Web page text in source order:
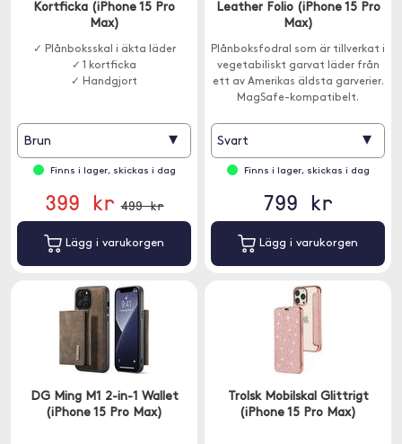
Kortficka (iPhone 15 Pro
Max)
✓ Plånboksskal i äkta läder
✓ 1 kortficka
✓ Handgjort
Brun ▾
Finns i lager, skickas i dag
399 kr 499 kr
Lägg i varukorgen
Leather Folio (iPhone 15 Pro
Max)
Plånboksfodral som är tillverkat i
vegetabiliskt garvat läder från
ett av Amerikas äldsta garverier.
MagSafe-kompatibelt.
Svart ▾
Finns i lager, skickas i dag
799 kr
Lägg i varukorgen
DG Ming M1 2-in-1 Wallet
(iPhone 15 Pro Max)
Trolsk Mobilskal Glittrigt
(iPhone 15 Pro Max)